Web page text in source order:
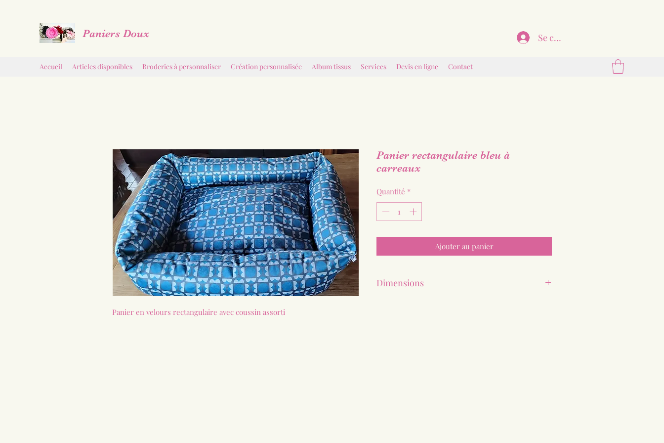
Paniers Doux
Accueil Articles disponibles Broderies à personnaliser Création personnalisée Album tissus Services Devis en ligne Contact
Se connecter
Panier en velours rectangulaire avec coussin assorti
Panier rectangulaire bleu à
carreaux
Quantité *
Ajouter au panier
Dimensions